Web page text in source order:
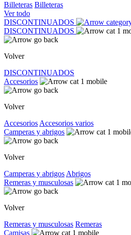
Billeteras Billeteras
Ver todo
DISCONTINUADOS
DISCONTINUADOS
Volver
DISCONTINUADOS
Accesorios
Volver
Accesorios Accesorios varios
Camperas y abrigos
Volver
Camperas y abrigos Abrigos
Remeras y musculosas
Volver
Remeras y musculosas Remeras
Camisas